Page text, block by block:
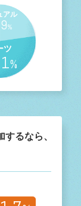
アル
%
ツ
%
るなら、